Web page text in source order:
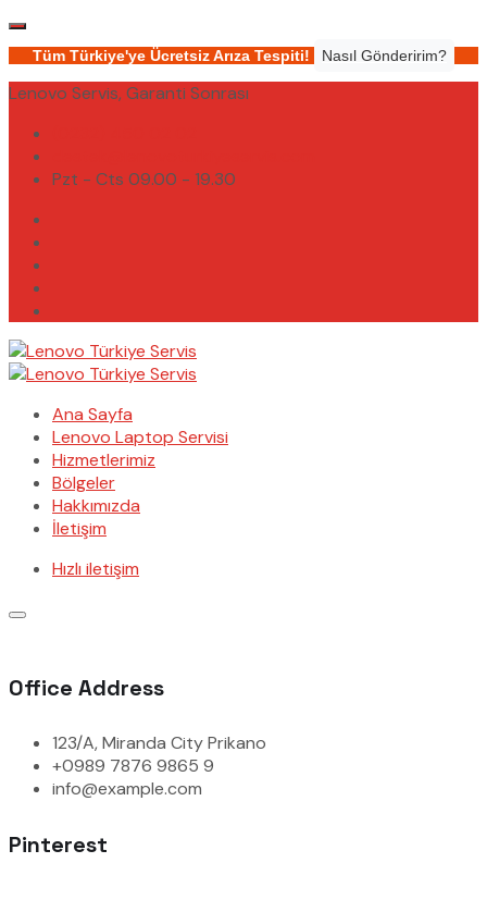
Tüm Türkiye'ye Ücretsiz Arıza Tespiti! Nasıl Gönderirim?
Lenovo Servis, Garanti Sonrası
Pzt - Cts 09.00 - 19.30
Ana Sayfa
Lenovo Laptop Servisi
Hizmetlerimiz
Bölgeler
Hakkımızda
İletişim
Hızlı iletişim
Office Address
123/A, Miranda City Prikano
+0989 7876 9865 9
info@example.com
Pinterest